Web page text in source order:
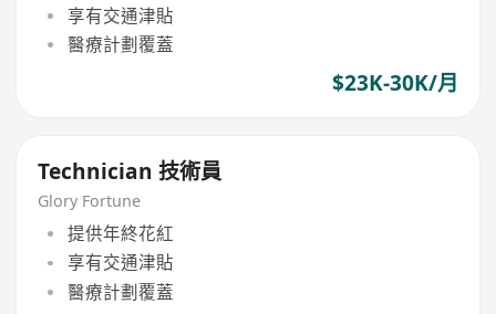
享有交通津貼
醫療計劃覆蓋
$23K-30K/月
Technician 技術員
Glory Fortune
提供年終花紅
享有交通津貼
醫療計劃覆蓋